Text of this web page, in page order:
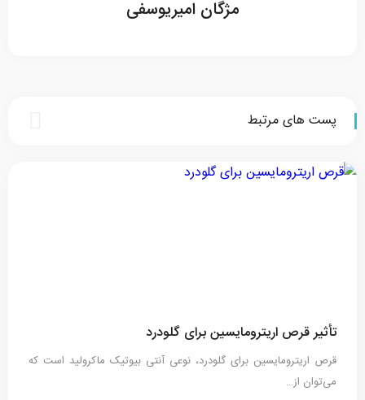
مژگان امیریوسفی
پست های مرتبط
تأثیر قرص اریترومایسین برای گلودرد
قرص اریترومایسین برای گلودرد، نوعی آنتی بیوتیک ماکرولید است که
می‌توان از…